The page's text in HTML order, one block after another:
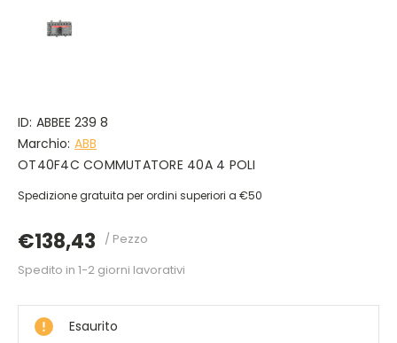
ID: ABBEE 239 8
Marchio: ABB
OT40F4C COMMUTATORE 40A 4 POLI
Spedizione gratuita per ordini superiori a €50
€138,43 / Pezzo
DISPONIBILE
Spedito in 1-2 giorni lavorativi
Esaurito